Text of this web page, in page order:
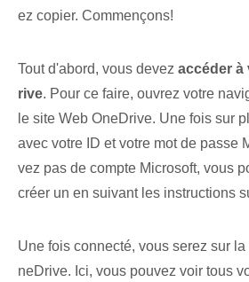
ez copier. Commençons!
Tout d'abord, vous devez accéder à
rive. Pour ce faire, ouvrez votre
le site Web OneDrive. Une fois sur
avec votre ⁢ID et votre mot de passe
vez pas de ⁢compte Microsoft, vous
créer un en suivant‌ les ⁤instructions
Une fois connecté, vous serez sur
neDrive. Ici, vous pouvez voir tous